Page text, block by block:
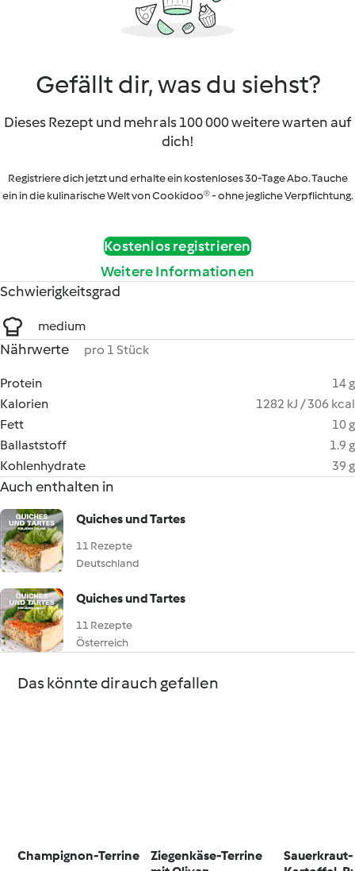
Gefällt dir, was du siehst?
Dieses Rezept und mehr als 100 000 weitere warten auf
dich!
Registriere dich jetzt und erhalte ein kostenloses 30-Tage Abo. Tauche
ein in die kulinarische Welt von Cookidoo® - ohne jegliche Verpflichtung.
Kostenlos registrieren
Weitere Informationen
Schwierigkeitsgrad
medium
Nährwerte pro 1 Stück
Protein
14 g
Kalorien
1282 kJ / 306 kcal
Fett
10 g
Ballaststoff
1.9 g
Kohlenhydrate
39 g
Auch enthalten in
Quiches und Tartes
11 Rezepte
Deutschland
Quiches und Tartes
11 Rezepte
Österreich
Das könnte dir auch gefallen
Champignon-Terrine
Ziegenkäse-Terrine
Sauerkraut-